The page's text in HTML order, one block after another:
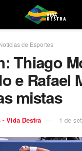
de Esportes
Thiago
e Rafael
mistas
- Vida Destra 1 de